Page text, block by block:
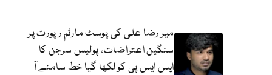
میر رضا علی کی پوسٹ مارٹم رپورٹ پر
سنگین اعتراضات، پولیس سرجن کا
ایس ایس پی کو لکھا گیا خط سامنے آ